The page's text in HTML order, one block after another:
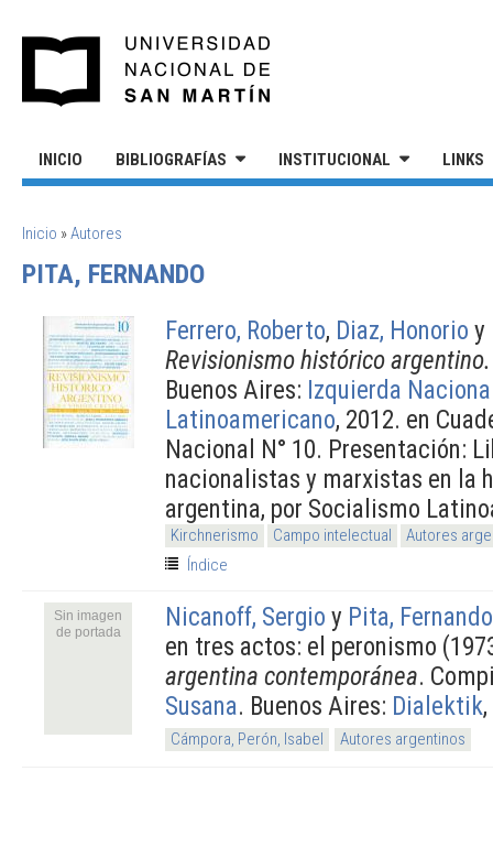
INICIO BIBLIOGRAFÍAS INSTITUCIONAL LINKS
SE ENCUENTRA USTED AQUÍ
Inicio »Autores
PITA, FERNANDO
Ferrero, Roberto, Diaz, Honorio y
Revisionismo histórico
Buenos Aires: Izquierda
Latinoamericano, 2012. en
Nacional N° 10. Presentación:
nacionalistas y marxistas en la
argentina, por Socialismo
Kirchnerismo Campo intelectual
Autores
Índice
Sin imagen
de portada
Nicanoff, Sergio y Pita, Fernando
en tres actos: el peronismo
argentina contemporánea.
Susana. Buenos Aires: Dialektik
Cámpora, Perón, Isabel Autores argentinos